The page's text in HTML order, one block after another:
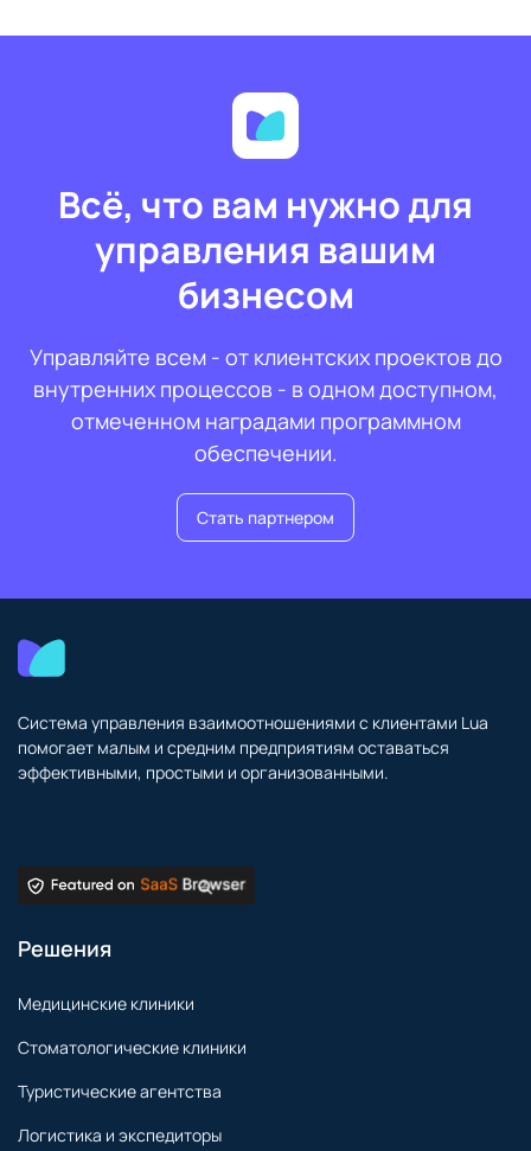
Всё, что вам нужно для
управления вашим
бизнесом
Управляйте всем - от клиентских проектов до
внутренних процессов - в одном доступном,
отмеченном наградами программном
обеспечении.
Стать партнером
Система управления взаимоотношениями с клиентами Lua
помогает малым и средним предприятиям оставаться
эффективными, простыми и организованными.
Решения
Медицинские клиники
Стоматологические клиники
Туристические агентства
Логистика и экспедиторы